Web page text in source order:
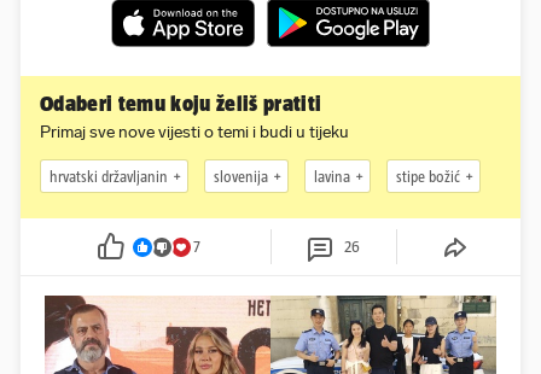
Odaberi temu koju želiš pratiti
Primaj sve nove vijesti o temi i budi u tijeku
hrvatski državljanin slovenija lavina stipe božić
7 26